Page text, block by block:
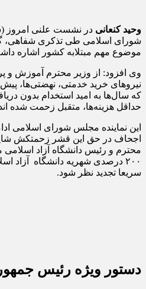
وحید کنعانی
شورای اسلامی طی تذکری شفاهی،
موضوع مهم مبتلابه کشور اشاره
وی افزود: از وزیر محترم آموزش و
نیروهای خرید خدمتی، نهضتی‌ها،
که سال‌ها به امید استخدام بدون
حداقل هزینه‌ها، متقبل زحمت شده
این نماینده مجلس شورای اسلامی
اجحاف در حق این قشر زحمتکش
محترم و رئیس دانشگاه آزاد
۲۰۰ درصدی شهریه دانشگاه آزاد
سریعا تجدید نظر شود.
دستور ویژه رئیس جمهور